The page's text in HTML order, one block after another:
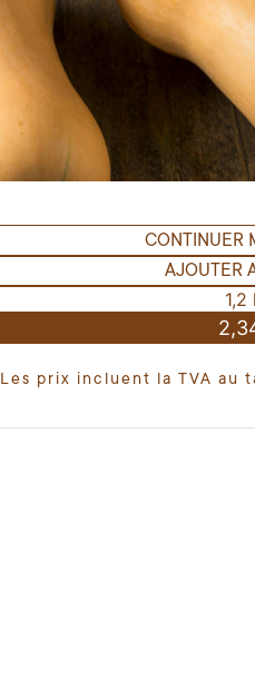
CONTINUER
AJOUTER
1,2
Les prix incluent la TVA au